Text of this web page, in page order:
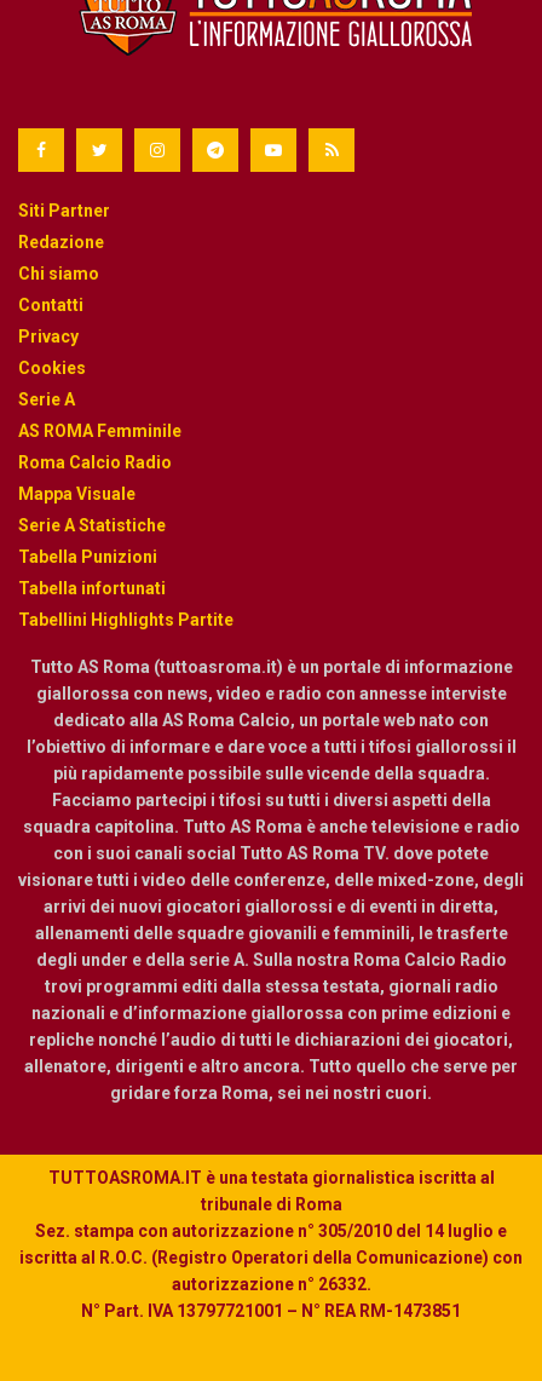
Siti Partner
Redazione
Chi siamo
Contatti
Privacy
Cookies
Serie A
AS ROMA Femminile
Roma Calcio Radio
Mappa Visuale
Serie A Statistiche
Tabella Punizioni
Tabella infortunati
Tabellini Highlights Partite
Tutto AS Roma (tuttoasroma.it) è un portale di informazione
giallorossa con news, video e radio con annesse interviste
dedicato alla AS Roma Calcio, un portale web nato con
l’obiettivo di informare e dare voce a tutti i tifosi giallorossi il
più rapidamente possibile sulle vicende della squadra.
Facciamo partecipi i tifosi su tutti i diversi aspetti della
squadra capitolina. Tutto AS Roma è anche televisione e radio
con i suoi canali social Tutto AS Roma TV. dove potete
visionare tutti i video delle conferenze, delle mixed-zone, degli
arrivi dei nuovi giocatori giallorossi e di eventi in diretta,
allenamenti delle squadre giovanili e femminili, le trasferte
degli under e della serie A. Sulla nostra Roma Calcio Radio
trovi programmi editi dalla stessa testata, giornali radio
nazionali e d’informazione giallorossa con prime edizioni e
repliche nonché l’audio di tutti le dichiarazioni dei giocatori,
allenatore, dirigenti e altro ancora. Tutto quello che serve per
gridare forza Roma, sei nei nostri cuori.
TUTTOASROMA.IT è una testata giornalistica iscritta al
tribunale di Roma
Sez. stampa con autorizzazione n° 305/2010 del 14 luglio e
iscritta al R.O.C. (Registro Operatori della Comunicazione) con
autorizzazione n° 26332.
N° Part. IVA 13797721001 – N° REA RM-1473851